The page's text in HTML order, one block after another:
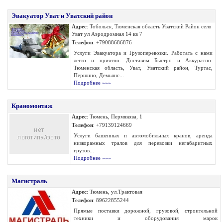
Эвакуатор Уват и Уватский район
Адрес: Тобольск, Тюменская область Уватский Район село
Уват ул Аэродромная 14 кв 7
Телефон: +79088686876
Услуги Эвакуатора и Грузоперевозки. Работать с нами
легко и приятно. Доставим Быстро и Аккуратно.
Тюменская область, Уват, Уватский район, Туртас,
Першино, Демьянс...
Подробнее »»»
Краномонтаж
Адрес: Тюмень, Пермякова, 1
Телефон: +79139124669
Услуги башенных и автомобильных кранов, аренда
низкорамных тралов для перевозки негабаритных
грузов...
Подробнее »»»
Магистраль
Адрес: Тюмень, ул.Трактовая
Телефон: 89622855244
Прямые поставки дорожной, грузовой, строительной
техники и оборудования марок